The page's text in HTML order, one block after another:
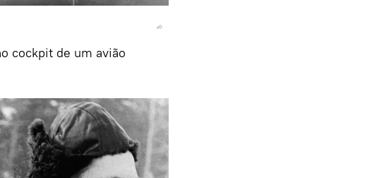
cockpit de um avião